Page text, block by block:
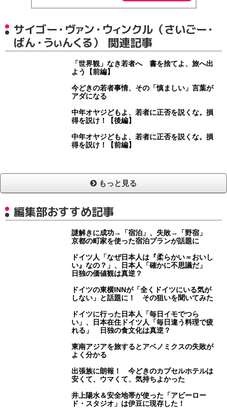
サイゴー・ヴァン・ウィンクル（さいごー・
ばん・うぃんくる） 関連記事
「世界観」なき若者へ 書を捨てよ、旅へ出
よう【前編】
今どきの若者事情、その「慎ましい」言葉が
アダになる
中年オヤジどもよ、若者に正否を説くな。損
得を説け！【後編】
中年オヤジどもよ、若者に正否を説くな。損
得を説け！【前編】
もっと見る
編集部おすすめ記事
謎解きに成功→「宿泊」、失敗→「野宿」
京都の町家を使った宿泊プランが話題に
ドイツ人「なぜ日本人は『柔らかい＝おいし
い』なの？」、日本人「確かに不思議だ」
日独の価値観は真逆？
ドイツの東横INNが「全くドイツにいる気が
しない」と話題に！ その狙いを聞いてみた
ドイツに行った日本人「毎日イモでつら
い」、日本在住ドイツ人「毎日違う料理で疲
れる」 日独の食文化は真逆？
東南アジアを旅するとアベノミクスの失敗が
よく分かる
出張族に朗報！ 今どきのカプセルホテルは
安くて、ウマくて、気持ちよかった
井上陽水＆安全地帯が使った「アビーロー
ド・スタジオ」は伊豆に現存した！